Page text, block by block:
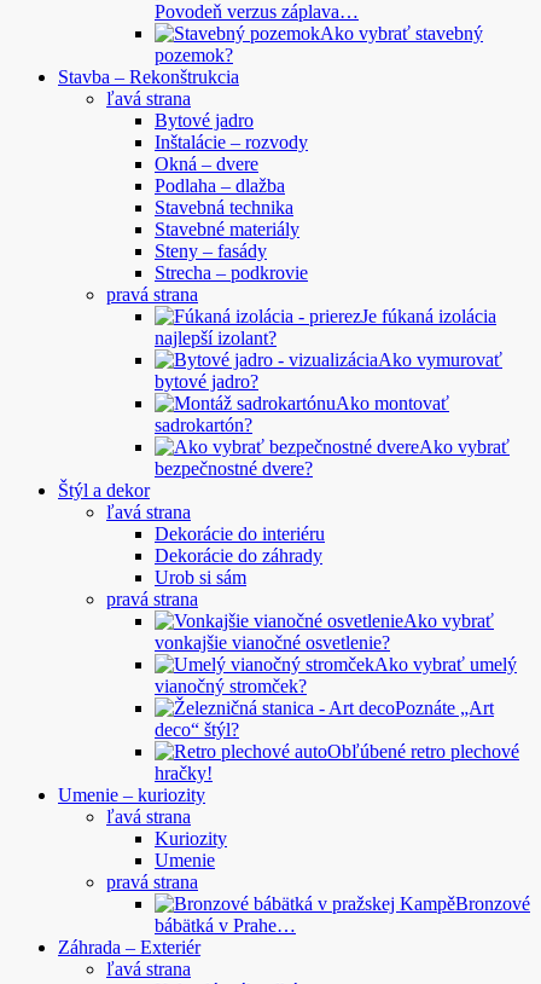
Povodeň verzus záplava…
Ako vybrať stavebný
pozemok?
Stavba – Rekonštrukcia
ľavá strana
Bytové jadro
Inštalácie – rozvody
Okná – dvere
Podlaha – dlažba
Stavebná technika
Stavebné materiály
Steny – fasády
Strecha – podkrovie
pravá strana
Je fúkaná izolácia
najlepší izolant?
Ako vymurovať
bytové jadro?
Ako montovať
sadrokartón?
Ako vybrať
bezpečnostné dvere?
Štýl a dekor
ľavá strana
Dekorácie do interiéru
Dekorácie do záhrady
Urob si sám
pravá strana
Ako vybrať
vonkajšie vianočné osvetlenie?
Ako vybrať umelý
vianočný stromček?
Poznáte „Art
deco“ štýl?
Obľúbené retro plechové
hračky!
Umenie – kuriozity
ľavá strana
Kuriozity
Umenie
pravá strana
Bronzové
bábätká v Prahe…
Záhrada – Exteriér
ľavá strana